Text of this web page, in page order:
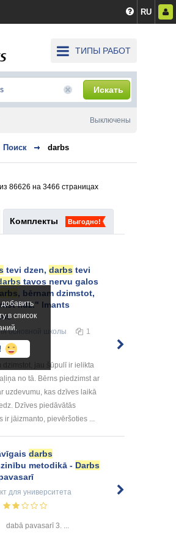
RU
ТИПЫ РАБОТ
Искать
Поиск darbs
86626 на 3466 страницах
Комплекты Выгодно!
в список
tevi dzen, darbs tevi
tavos nervu galos
, bērnam dzimstot,
līdz." Imants
основной школы 1
dzimstot, jau šūpulī ir ielikta
no tā. Bērns piedzimst ar
uzdevumu, kas dzīves laikā
Dzīves piedāvātās
ir jāizmanto, pievēršoties ...
darbs
metodikā - Darbs
для университета
dabā pavasarī 3. ...
Выключены